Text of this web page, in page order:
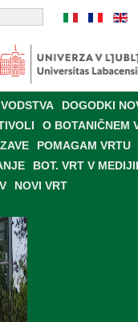
DOGODKI
O BOTANIČNEM
POMAGAM VRTU
BOT. VRT V
NOVI VRT